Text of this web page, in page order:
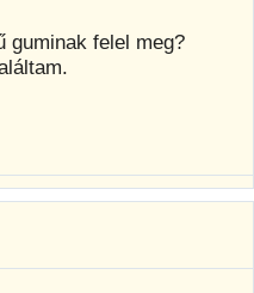
guminak felel meg?